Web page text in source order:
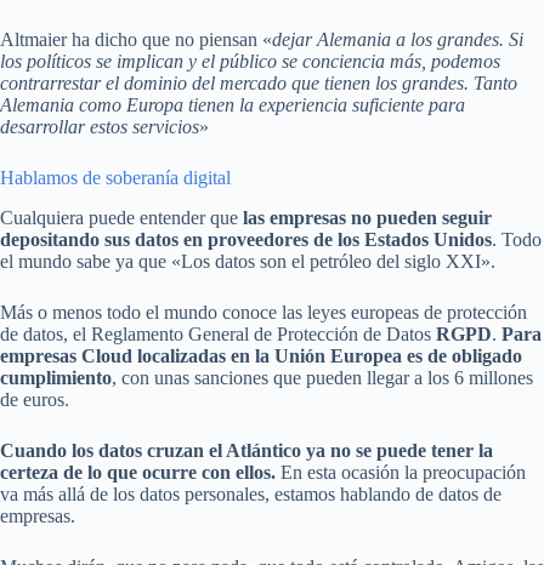
Altmaier ha dicho que no piensan «dejar Alemania a los grandes. Si
los políticos se implican y el público se conciencia más, podemos
contrarrestar el dominio del mercado que tienen los grandes. Tanto
Alemania como Europa tienen la experiencia suficiente para
desarrollar estos servicios»
Hablamos de soberanía digital
Cualquiera puede entender que las empresas no pueden seguir
depositando sus datos en proveedores de los Estados Unidos. Todo
el mundo sabe ya que «Los datos son el petróleo del siglo XXI».
Más o menos todo el mundo conoce las leyes europeas de protección
de datos, el Reglamento General de Protección de Datos RGPD. Para
empresas Cloud localizadas en la Unión Europea es de obligado
cumplimiento, con unas sanciones que pueden llegar a los 6 millones
de euros.
Cuando los datos cruzan el Atlántico ya no se puede tener la
certeza de lo que ocurre con ellos. En esta ocasión la preocupación
va más allá de los datos personales, estamos hablando de datos de
empresas.